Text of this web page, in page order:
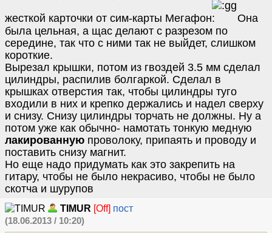
жесткой карточки от сим-карты Мегафон
Она
была цельная, а щас делают с разрезом по
середине, так что с ними так не выйдет, слишком
короткие.
Вырезал крышки, потом из гвоздей 3.5 мм сделал
цилиндры, распилив болгаркой. Сделал в
крышках отверстия так, чтобы цилиндры туго
входили в них и крепко держались и надел сверху
и снизу. Снизу цилиндры торчать не должны. Ну а
потом уже как обычно- намотать тонкую медную
лакированную проволоку, припаять и проводу и
поставить снизу магнит.
Но еще надо придумать как это закрепить на
гитару, чтобы не было некрасиво, чтобы не было
скотча и шурупов
TIMUR [Off] пост
(18.06.2013 / 10:20)